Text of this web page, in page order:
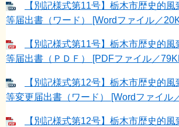
【別記様式第11号】栃木市歴史的
等届出書（ワード） [Wordファイル／
【別記様式第11号】栃木市歴史的
等届出書（ＰＤＦ） [PDFファイル／
【別記様式第12号】栃木市歴史的
等変更届出書（ワード） [Wordファイル
【別記様式第12号】栃木市歴史的